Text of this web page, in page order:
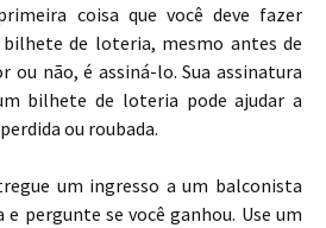
coisa que você deve fazer
de loteria, mesmo antes de
ou não, é assiná-lo. Sua assinatura
bilhete de loteria pode ajudar a
ou roubada.
um ingresso a um balconista
pergunte se você ganhou. Use um